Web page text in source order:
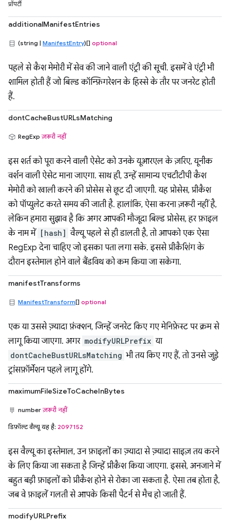
प्रॉपर्टी
additionalManifestEntries
(string | ManifestEntry)[] optional
पहले से कैश मेमोरी में सेव की जाने वाली एंट्री की सूची. इसमें वे एंट्री भी
शामिल होती हैं जो बिल्ड कॉन्फ़िगरेशन के हिस्से के तौर पर जनरेट होती
हैं.
dontCacheBustURLsMatching
RegExpज़रूरी नहीं
इस शर्त को पूरा करने वाली ऐसेट को उनके यूआरएल के ज़रिए, यूनीक
वर्शन वाली ऐसेट माना जाएगा. साथ ही, उन्हें सामान्य एचटीटीपी कैश
मेमोरी को खाली करने की प्रोसेस से छूट दी जाएगी. यह प्रोसेस, प्रीकैश
को पॉप्युलेट करते समय की जाती है. हालांकि, ऐसा करना ज़रूरी नहीं है,
लेकिन हमारा सुझाव है कि अगर आपकी मौजूदा बिल्ड प्रोसेस, हर फ़ाइल
के नाम में [hash] वैल्यू पहले से ही डालती है, तो आपको एक ऐसा
RegExp देना चाहिए जो इसका पता लगा सके. इससे प्रीकैशिंग के
दौरान इस्तेमाल होने वाले बैंडविथ को कम किया जा सकेगा.
manifestTransforms
ManifestTransform[] optional
एक या उससे ज़्यादा फ़ंक्शन, जिन्हें जनरेट किए गए मेनिफ़ेस्ट पर क्रम से
लागू किया जाएगा. अगर modifyURLPrefix या
dontCacheBustURLsMatching भी तय किए गए हैं, तो उनसे जुड़े
ट्रांसफ़ॉर्मेशन पहले लागू होंगे.
maximumFileSizeToCacheInBytes
numberज़रूरी नहीं
डिफ़ॉल्ट वैल्यू यह है: 2097152
इस वैल्यू का इस्तेमाल, उन फ़ाइलों का ज़्यादा से ज़्यादा साइज़ तय करने
के लिए किया जा सकता है जिन्हें प्रीकैश किया जाएगा. इससे, अनजाने में
बहुत बड़ी फ़ाइलों को प्रीकैश होने से रोका जा सकता है. ऐसा तब होता है,
जब वे फ़ाइलें गलती से आपके किसी पैटर्न से मैच हो जाती हैं.
modifyURLPrefix